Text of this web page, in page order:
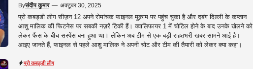
Byसंदीप कुमार — अक्टूबर 30, 2025
प्रो कबड्डी लीग सीज़न 12 अपने रोमांचक फाइनल मुक़ाम पर पहुंच चुका है और दबंग दिल्ली के कप्तान
आशु मालिक की फिटनेस पर सबकी नज़रें टिकी हैं। क्वालिफायर 1 में चोटिल होने के बाद उनके खेलने को
लेकर फैंस के बीच सस्पेंस बना हुआ था। लेकिन अब टीम से एक बड़ी राहतभरी खबर सामने आई है।
आइए जानते हैं, फाइनल से पहले आशु मालिक ने अपनी चोट और टीम की तैयारी को लेकर क्या कहा।
प्रो कबड्डी लीग